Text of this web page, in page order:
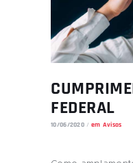
FEDERAL
10/06/2020 em Avisos